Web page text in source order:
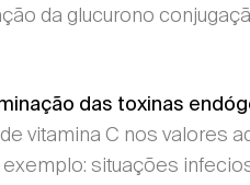
da glucurono
das toxinas
vitamina C nos valores
situações